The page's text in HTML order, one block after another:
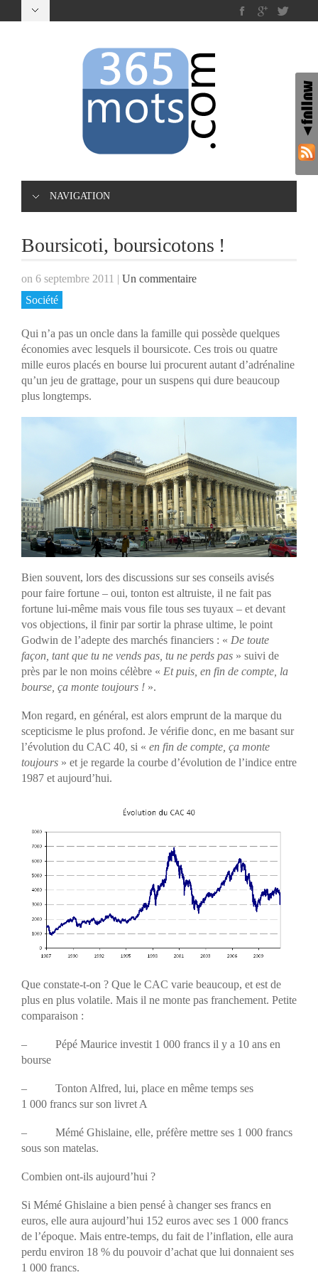
NAVIGATION
Boursicoti, boursicotons !
on 6 septembre 2011 | Un commentaire
Société
Qui n’a pas un oncle dans la famille qui possède quelques
économies avec lesquels il boursicote. Ces trois ou quatre
mille euros placés en bourse lui procurent autant d’adrénaline
qu’un jeu de grattage, pour un suspens qui dure beaucoup
plus longtemps.
Bien souvent, lors des discussions sur ses conseils avisés
pour faire fortune – oui, tonton est altruiste, il ne fait pas
fortune lui-même mais vous file tous ses tuyaux – et devant
vos objections, il finir par sortir la phrase ultime, le point
Godwin de l’adepte des marchés financiers : « De toute
façon, tant que tu ne vends pas, tu ne perds pas » suivi de
près par le non moins célèbre « Et puis, en fin de compte, la
bourse, ça monte toujours ! ».
Mon regard, en général, est alors emprunt de la marque du
scepticisme le plus profond. Je vérifie donc, en me basant sur
l’évolution du CAC 40, si « en fin de compte, ça monte
toujours » et je regarde la courbe d’évolution de l’indice entre
1987 et aujourd’hui.
Que constate-t-on ? Que le CAC varie beaucoup, et est de
plus en plus volatile. Mais il ne monte pas franchement. Petite
comparaison :
– Pépé Maurice investit 1 000 francs il y a 10 ans en
bourse
– Tonton Alfred, lui, place en même temps ses
1 000 francs sur son livret A
– Mémé Ghislaine, elle, préfère mettre ses 1 000 francs
sous son matelas.
Combien ont-ils aujourd’hui ?
Si Mémé Ghislaine a bien pensé à changer ses francs en
euros, elle aura aujourd’hui 152 euros avec ses 1 000 francs
de l’époque. Mais entre-temps, du fait de l’inflation, elle aura
perdu environ 18 % du pouvoir d’achat que lui donnaient ses
1 000 francs.